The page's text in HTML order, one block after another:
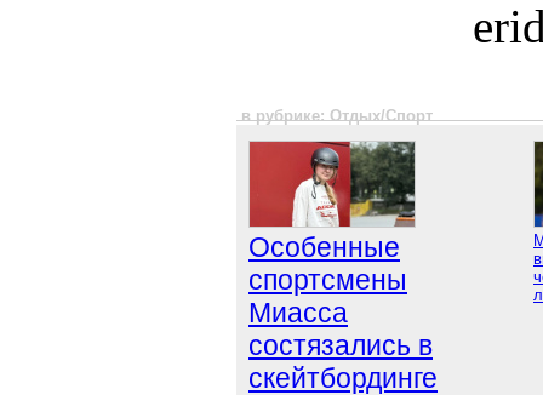
в рубрике: Отдых/Спорт
Особенные
спортсмены
Миасса
состязались в
скейтбординге